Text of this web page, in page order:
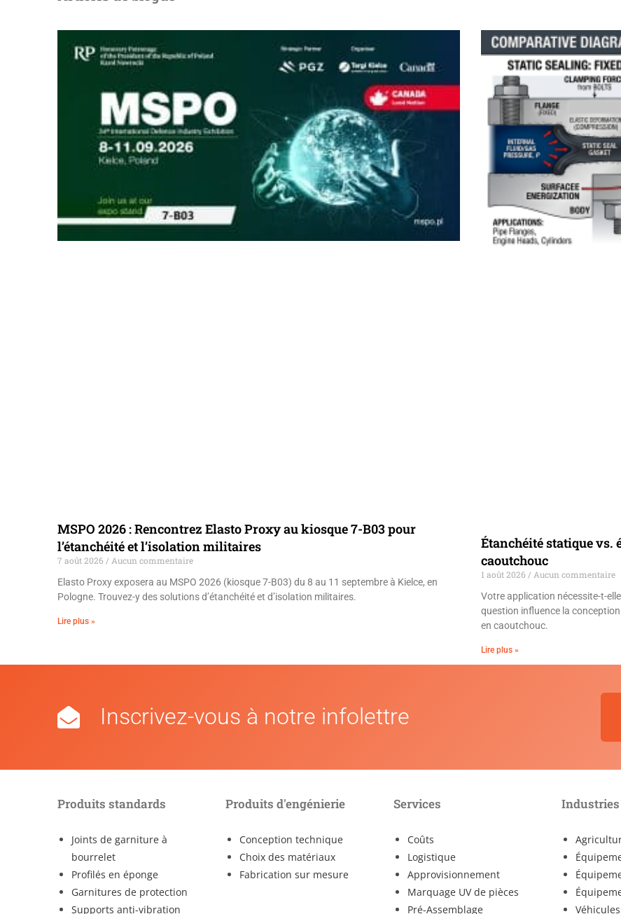
MSPO 2026 : Rencontrez Elasto Proxy au kiosque 7-B03 pour
l’étanchéité et l’isolation militaires
7 août 2026
Aucun commentaire
Elasto Proxy exposera au MSPO 2026 (kiosque 7-B03) du 8 au 11 septembre à Kielce, en
Pologne. Trouvez-y des solutions d’étanchéité et d’isolation militaires.
Lire plus »
Étanchéité statique vs.
caoutchouc
1 août 2026
Aucun commentaire
Votre application nécessite-t-
question influence la
en caoutchouc.
Lire plus »
Inscrivez-vous à notre infolettre
Produits standards
Joints de garniture à
bourrelet
Profilés en éponge
Garnitures de protection
Supports anti-vibration
Produits d'engénierie
Conception technique
Choix des matériaux
Fabrication sur mesure
Services
Coûts
Logistique
Approvisionnement
Marquage UV de pièces
Pré-Assemblage
Industries